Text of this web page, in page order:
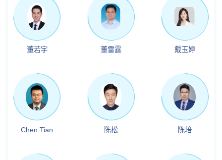
董若宇 董雷霆 戴玉婷
Chen Tian 陈松 陈培